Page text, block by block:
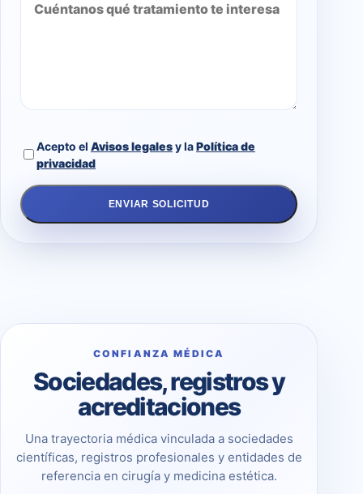
Acepto el Avisos legalesy laPolítica de
privacidad
ENVIAR SOLICITUD
CONFIANZA MÉDICA
Sociedades, registros y
acreditaciones
Una trayectoria médica vinculada a sociedades
científicas, registros profesionales y entidades de
referencia en cirugía y medicina estética.